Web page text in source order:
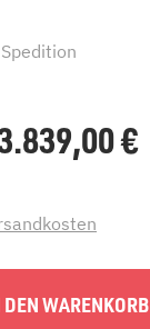
€
DEN WARENKORB